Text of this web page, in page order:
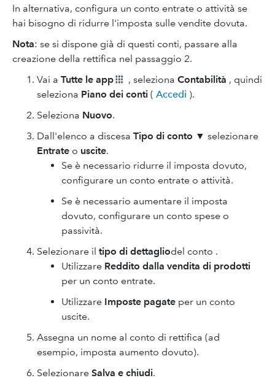
In alternativa, configura un conto entrate o attività se
hai bisogno di ridurre l'imposta sulle vendite dovuta.
Nota: se si dispone già di questi conti, passare alla
creazione della rettifica nel passaggio 2.
Vai a Tutte le app , seleziona Contabilità , quindi
seleziona Piano dei conti ( Accedi ).
Seleziona Nuovo.
Dall'elenco a discesa Tipo di conto ▼ selezionare
Entrate o uscite.
Se è necessario ridurre il imposta dovuto,
configurare un conto entrate o attività.
Se è necessario aumentare il imposta
dovuto, configurare un conto spese o
passività.
Selezionare il tipo di dettagliodel conto .
Utilizzare Reddito dalla vendita di prodotti
per un conto entrate.
Utilizzare Imposte pagate per un conto
uscite.
Assegna un nome al conto di rettifica (ad
esempio, imposta aumento dovuto).
Selezionare Salva e chiudi.